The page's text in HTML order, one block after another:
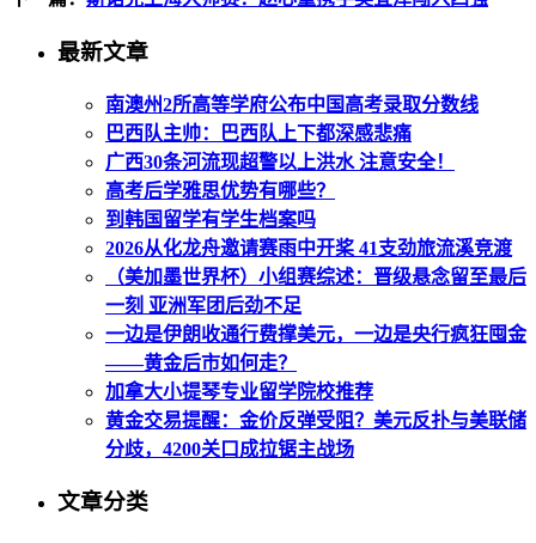
最新文章
南澳州2所高等学府公布中国高考录取分数线
巴西队主帅：巴西队上下都深感悲痛
广西30条河流现超警以上洪水 注意安全！
高考后学雅思优势有哪些？
到韩国留学有学生档案吗
2026从化龙舟邀请赛雨中开桨 41支劲旅流溪竞渡
（美加墨世界杯）小组赛综述：晋级悬念留至最后
一刻 亚洲军团后劲不足
一边是伊朗收通行费撑美元，一边是央行疯狂囤金
——黄金后市如何走？
加拿大小提琴专业留学院校推荐
黄金交易提醒：金价反弹受阻？美元反扑与美联储
分歧，4200关口成拉锯主战场
文章分类